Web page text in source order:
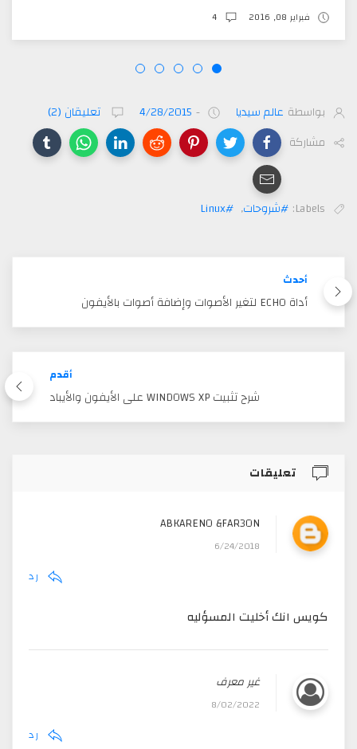
فبراير 08, 2016 4
بواسطة عالم سيديا -
4/28/2015
تعليقان (2)
مشاركة
Labels: #شروحات,
#Linux
أحدث
أداة ECHO لتغير الأصوات وإضافة أصوات بالأيفون
أقدم
شرح تثبيت WINDOWS XP على الأيفون والأيباد
تعليقات
ABKARENO &FAR3ON
6/24/2018
رد
كويس انك أخليت المسؤليه
غير معرف
8/02/2022
رد